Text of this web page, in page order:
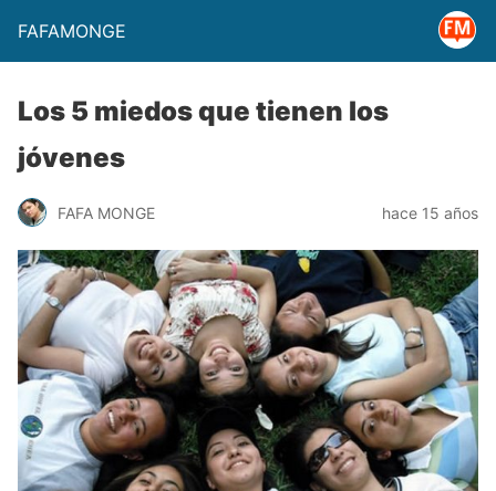
FAFAMONGE
Los 5 miedos que tienen los
jóvenes
FAFA MONGE hace 15 años